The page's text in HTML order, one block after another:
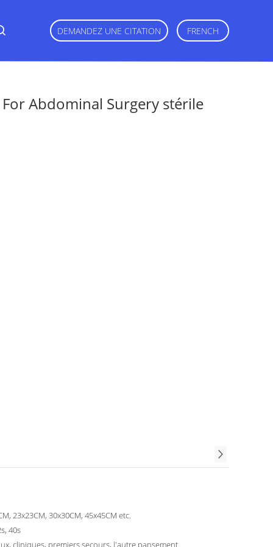
DEMANDEZ UNE CITATION FRENCH
Abdominal Surgery stérile
23x23CM, 30x30CM, 45x45CM etc.
40s
cliniques, premiers secours, l'autre pansement